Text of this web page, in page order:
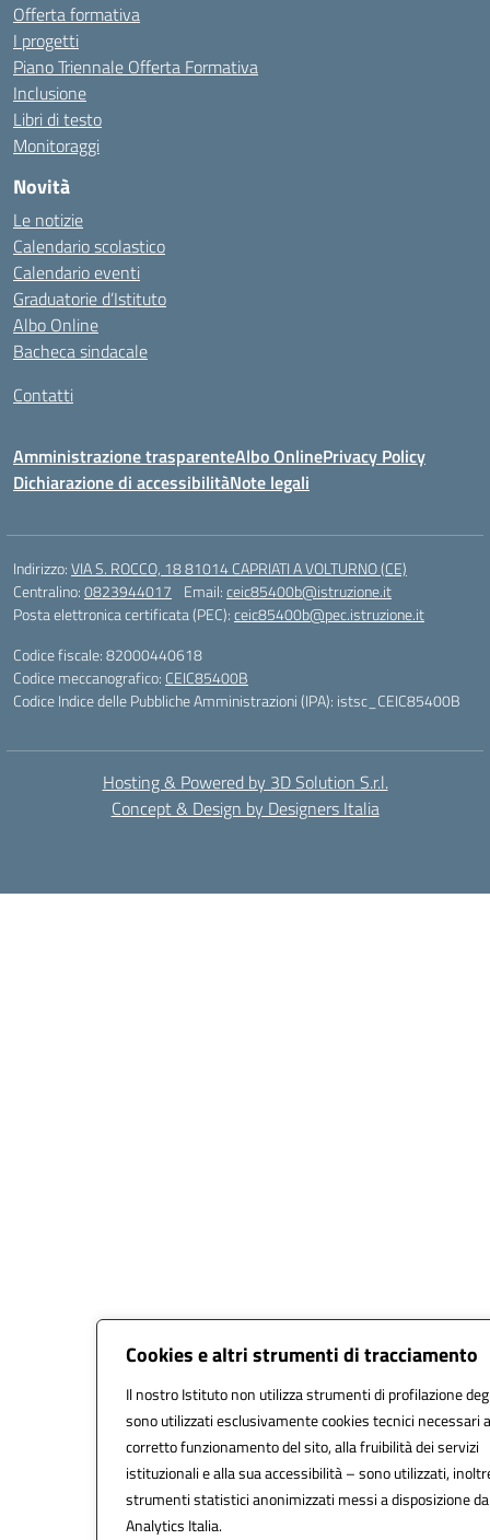
Cookies e altri strumenti di tracciamento
Il nostro Istituto non utilizza strumenti di profilazione
sono utilizzati esclusivamente cookies tecnici necessari
corretto funzionamento del sito, alla fruibilità dei servizi
istituzionali e alla sua accessibilità – sono utilizzati,
strumenti statistici anonimizzati messi a disposizione
Analytics Italia.
Offerta formativa
I progetti
Piano Triennale Offerta Formativa
Inclusione
Libri di testo
Monitoraggi
Novità
Le notizie
Calendario scolastico
Calendario eventi
Graduatorie d’Istituto
Albo Online
Bacheca sindacale
Contatti
Amministrazione trasparenteAlbo OnlinePrivacy Policy
Dichiarazione di accessibilitàNote legali
Indirizzo:VIA S. ROCCO, 18 81014 CAPRIATI A VOLTURNO (CE)
Centralino:0823944017 Email:ceic85400b@istruzione.it
Posta elettronica certificata (PEC):ceic85400b@pec.istruzione.it
Codice fiscale: 82000440618
Codice meccanografico: CEIC85400B
Codice Indice delle Pubbliche Amministrazioni (IPA): istsc_CEIC85400B
Hosting & Powered by 3D Solution S.r.l.
Concept & Design by Designers Italia